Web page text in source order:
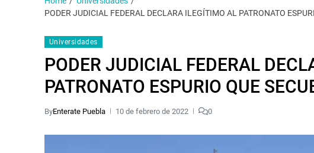
PODER JUDICIAL FEDERAL DECLARA ILEGÍTIMO AL PATRONATO
Universidades
PODER JUDICIAL FEDERAL
PATRONATO ESPURIO QUE
ByEnterate Puebla 10 de febrero de 2022 0